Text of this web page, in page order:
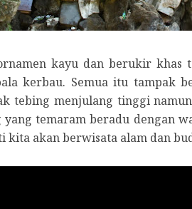
kayu dan berukir khas
kerbau. Semua itu tampak
tebing menjulang tinggi
yang temaram beradu dengan
akan berwisata alam dan